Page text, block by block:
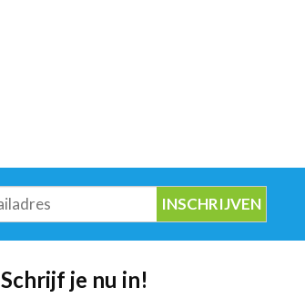
Schrijf je nu in!